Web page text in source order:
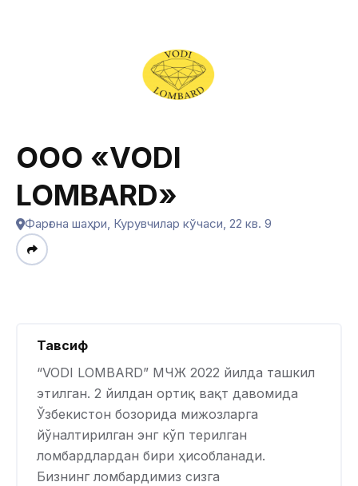
OOO «VODI
LOMBARD»
Фарғона шаҳри, Курувчилар кўчаси, 22 кв. 9
Тавсиф
“VODI LOMBARD” МЧЖ 2022 йилда ташкил
этилган. 2 йилдан ортиқ вақт давомида
Ўзбекистон бозорида мижозларга
йўналтирилган энг кўп терилган
ломбардлардан бири ҳисобланади.
Бизнинг ломбардимиз сизга